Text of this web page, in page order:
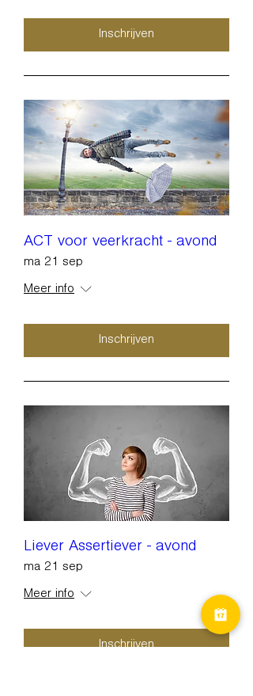
Inschrijven
ACT voor veerkracht - avond
ma 21 sep
Meer info
Inschrijven
Liever Assertiever - avond
ma 21 sep
Meer info
Inschrijven